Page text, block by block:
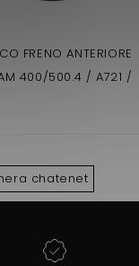
FRENO ANTERIORE
400/500.4 / A721 /
chatenet